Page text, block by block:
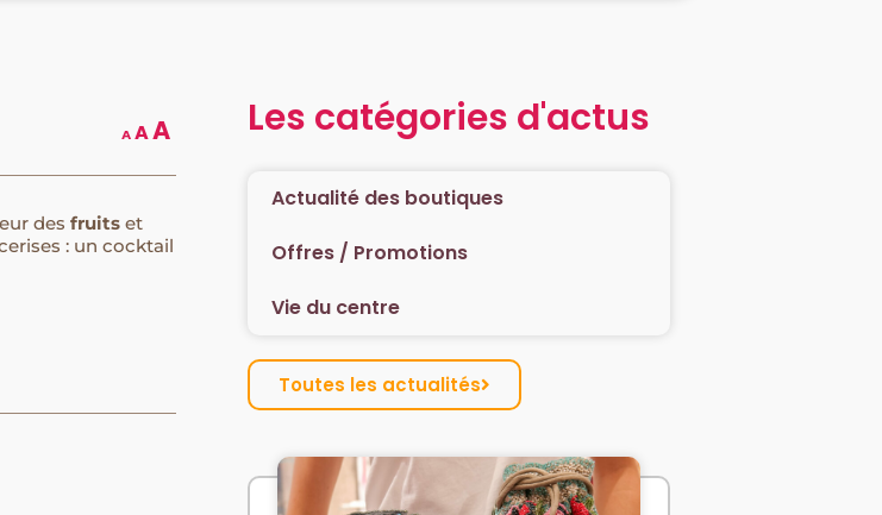
A AA
desfruits et
: un cocktail
Les catégories d'actus
Actualité des boutiques
Offres / Promotions
Vie du centre
Toutes les actualités